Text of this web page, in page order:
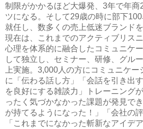
制限がかかるほど大爆発、3年で年商
ツになる。そして29歳の時に部下
就任し、数多くの売上低迷ブランドを
現在は、これまでのアクティブリス
心理を体系的に融合したコミュニケ
して独立し、セミナー、研修、グル
上実施。3,000人の方にコミュニケ
に「伝わる話し方」「会話を引き出
を良好にする雑談力」トレーニング
ったく気づかなかった課題が発見で
が持てるようになった！」「会社の
「これまでになかった斬新なアイデ